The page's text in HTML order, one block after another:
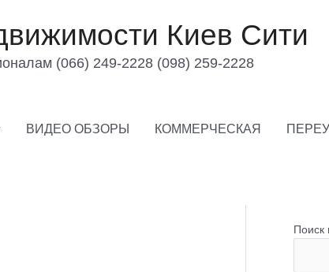
Киев Сити
(066) 249-2228 (098) 259-2228
ВИДЕО ОБЗОРЫ КОММЕРЧЕСКАЯ
Поиск